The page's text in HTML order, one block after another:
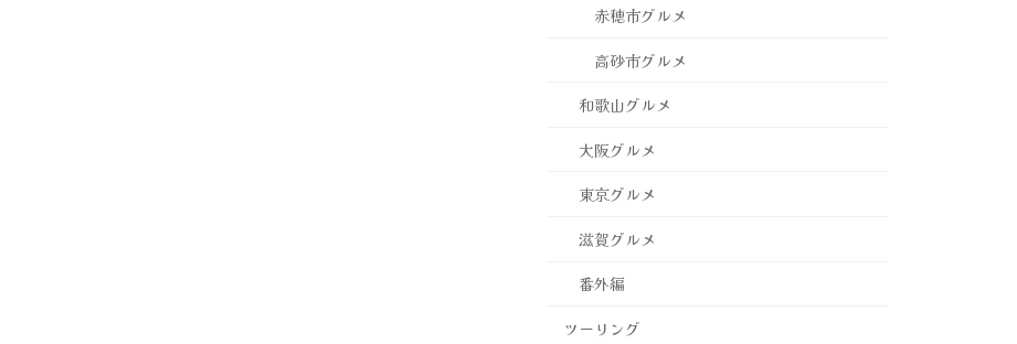
赤穂市グルメ
高砂市グルメ
和歌山グルメ
大阪グルメ
東京グルメ
滋賀グルメ
番外編
ツーリング